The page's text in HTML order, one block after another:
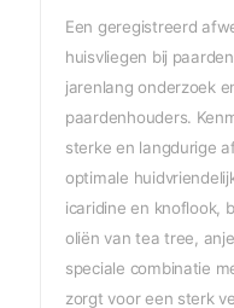
Een geregistreerd
huisvliegen bij
jarenlang onderzoek
paardenhouders.
sterke en langdurige
optimale
icaridine en knoflook,
oliën van tea tree,
speciale combinatie
zorgt voor een sterk